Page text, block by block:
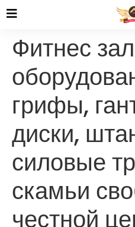
Фитнес
грифы,
диски,
силовые
скамьи
честной